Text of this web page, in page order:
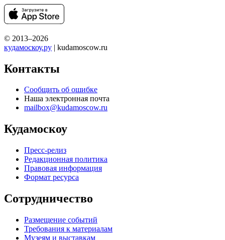
© 2013–2026
кудамоскоу.ру | kudamoscow.ru
Контакты
Сообщить об ошибке
Наша электронная почта
mailbox@kudamoscow.ru
Кудамоскоу
Пресс-релиз
Редакционная политика
Правовая информация
Формат ресурса
Сотрудничество
Размещение событий
Требования к материалам
Музеям и выставкам